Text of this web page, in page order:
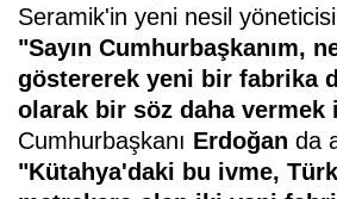
Seramik'in yeni nesil yöneticisi
"Sayın Cumhurbaşkanım,
göstererek yeni bir fabrika
olarak bir söz daha vermek
Cumhurbaşkanı Erdoğan da
"Kütahya'daki bu ivme,